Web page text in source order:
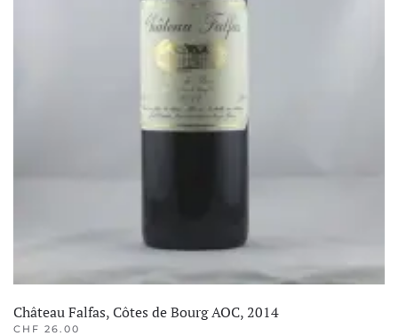
Château Falfas, Côtes de Bourg AOC, 2014
CHF 26.00